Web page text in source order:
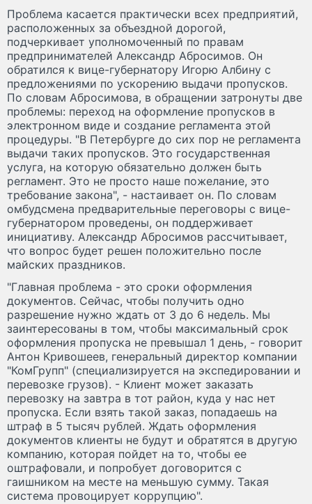
Проблема касается практически всех предприятий,
расположенных за объездной дорогой,
подчеркивает уполномоченный по правам
предпринимателей Александр Абросимов. Он
обратился к вице-губернатору Игорю Албину с
предложениями по ускорению выдачи пропусков.
По словам Абросимова, в обращении затронуты две
проблемы: переход на оформление пропусков в
электронном виде и создание регламента этой
процедуры. "В Петербурге до сих пор не регламента
выдачи таких пропусков. Это государственная
услуга, на которую обязательно должен быть
регламент. Это не просто наше пожелание, это
требование закона", - настаивает он. По словам
омбудсмена предварительные переговоры с вице-
губернатором проведены, он поддерживает
инициативу. Александр Абросимов рассчитывает,
что вопрос будет решен положительно после
майских праздников.
"Главная проблема - это сроки оформления
документов. Сейчас, чтобы получить одно
разрешение нужно ждать от 3 до 6 недель. Мы
заинтересованы в том, чтобы максимальный срок
оформления пропуска не превышал 1 день, - говорит
Антон Кривошеев, генеральный директор компании
"КомГрупп" (специализируется на экспедировании и
перевозке грузов). - Клиент может заказать
перевозку на завтра в тот район, куда у нас нет
пропуска. Если взять такой заказ, попадаешь на
штраф в 5 тысяч рублей. Ждать оформления
документов клиенты не будут и обратятся в другую
компанию, которая пойдет на то, чтобы ее
оштрафовали, и попробует договорится с
гаишником на месте на меньшую сумму. Такая
система провоцирует коррупцию".